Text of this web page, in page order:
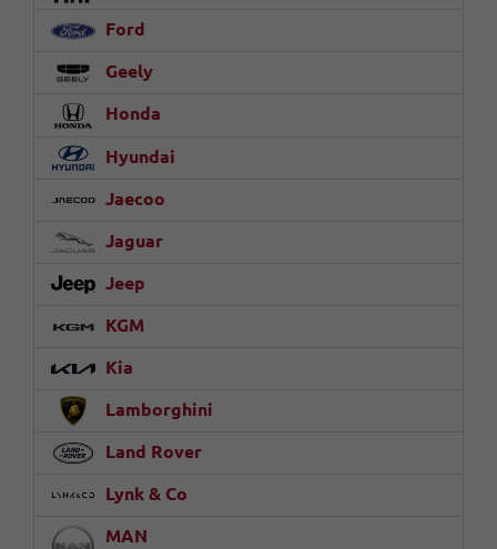
Ford
Geely
Honda
Hyundai
Jaecoo
Jaguar
Jeep
KGM
Kia
Lamborghini
Land Rover
Lynk & Co
MAN